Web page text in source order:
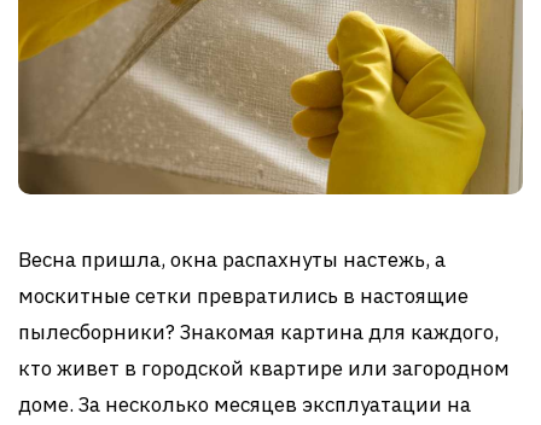
Весна пришла, окна распахнуты настежь, а
москитные сетки превратились в настоящие
пылесборники? Знакомая картина для каждого,
кто живет в городской квартире или загородном
доме. За несколько месяцев эксплуатации на